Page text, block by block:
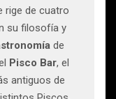
rige de cuatro
su filosofía y
de
Pisco Bar, el
antiguos de